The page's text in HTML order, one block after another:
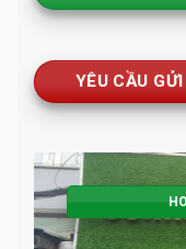
YÊU CẦU